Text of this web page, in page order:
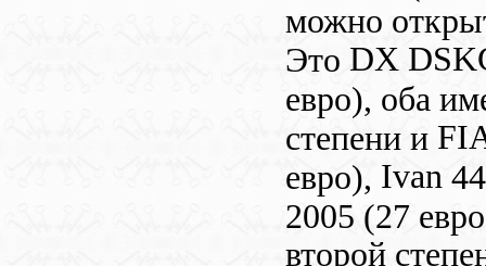
можно
Это DX
евро), оба
степени и
евро), Ivan
2005 (27
второй